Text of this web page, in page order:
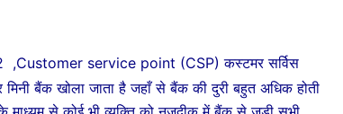
service point (CSP) कस्टमर सर्विस
बैंक खोला जाता है जहाँ से बैंक की दुरी बहुत अधिक होती